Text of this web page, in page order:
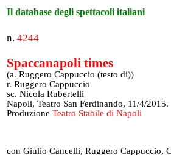
Il database degli spettacoli italiani
n. 4244
Spaccanapoli times
(a. Ruggero Cappuccio (testo di))
r. Ruggero Cappuccio
sc. Nicola Rubertelli
Napoli, Teatro San Ferdinando, 11/4/2015.
Produzione Teatro Stabile di Napoli
con Giulio Cancelli, Ruggero Cappuccio,